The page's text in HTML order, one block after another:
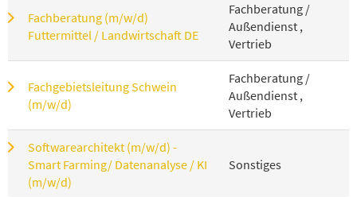
Fachberatung (m/w/d)
Futtermittel / Landwirtschaft DE
Fachberatung /
Außendienst ,
Vertrieb
Fachgebietsleitung Schwein
(m/w/d)
Fachberatung /
Außendienst ,
Vertrieb
Softwarearchitekt (m/w/d) -
Smart Farming/ Datenanalyse / KI
(m/w/d)
Sonstiges